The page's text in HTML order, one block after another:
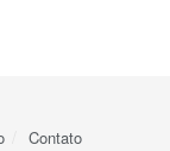
Contato